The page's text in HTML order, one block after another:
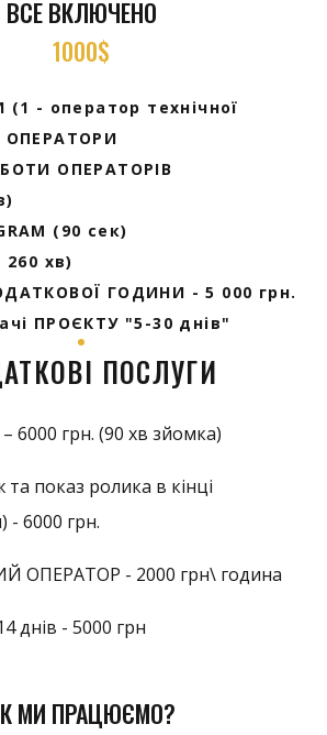
ВСЕ ВКЛЮЧЕНО
1000$
- оператор технічної
ОПЕРАТОРИ
ОПЕРАТОРІВ
(90 сек)
хв)
ГОДИНИ - 5 000 грн.
ПРОЄКТУ "5-30 днів"
ПОСЛУГИ
– 6000 грн. (90 хв зйомка)
показ ролика в кінці
- 6000 грн.
ОПЕРАТОР - 2000 грн\ година
днів - 5000 грн
МИ ПРАЦЮЄМО?